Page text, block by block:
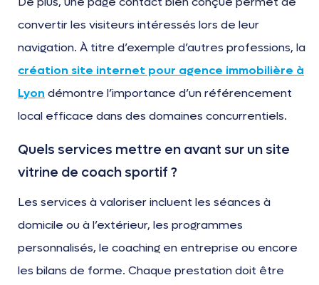
convertir les visiteurs intéressés lors de leur
navigation. À titre d’exemple d’autres professions, la
création site internet pour agence immobilière à
Lyon démontre l’importance d’un référencement
local efficace dans des domaines concurrentiels.
Quels services mettre en avant sur un site
vitrine de coach sportif ?
Les services à valoriser incluent les séances à
domicile ou à l’extérieur, les programmes
personnalisés, le coaching en entreprise ou encore
les bilans de forme. Chaque prestation doit être